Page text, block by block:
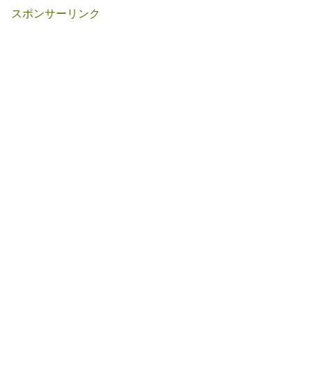
スポンサーリンク